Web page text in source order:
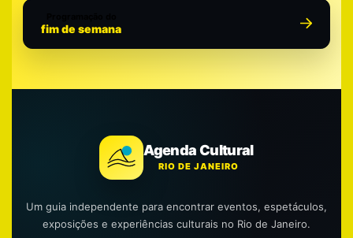
fim de semana
Agenda Cultural
RIO DE JANEIRO
Um guia independente para encontrar eventos, espetáculos,
exposições e experiências culturais no Rio de Janeiro.